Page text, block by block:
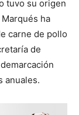
tuvo su origen
ha
carne de pollo
de
anuales.